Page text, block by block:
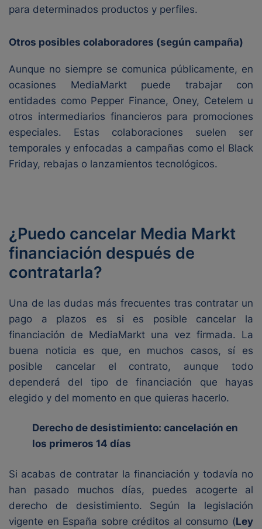
para determinados productos y perfiles.
Otros posibles colaboradores (según campaña)
Aunque no siempre se comunica públicamente, en
ocasiones MediaMarkt puede trabajar con
entidades como Pepper Finance, Oney, Cetelem u
otros intermediarios financieros para promociones
especiales. Estas colaboraciones suelen ser
temporales y enfocadas a campañas como el Black
Friday, rebajas o lanzamientos tecnológicos.
¿Puedo cancelar Media Markt
financiación después de
contratarla?
Una de las dudas más frecuentes tras contratar un
pago a plazos es si es posible cancelar la
financiación de MediaMarkt una vez firmada. La
buena noticia es que, en muchos casos, sí es
posible cancelar el contrato, aunque todo
dependerá del tipo de financiación que hayas
elegido y del momento en que quieras hacerlo.
Derecho de desistimiento: cancelación en
los primeros 14 días
Si acabas de contratar la financiación y todavía no
han pasado muchos días, puedes acogerte al
derecho de desistimiento. Según la legislación
vigente en España sobre créditos al consumo (Ley